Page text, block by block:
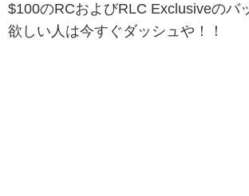
$100のRCおよびRLC Exclusiveのバ
欲しい人は今すぐダッシュや！！